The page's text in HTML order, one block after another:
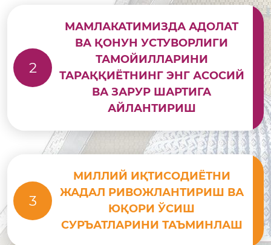
2
МАМЛАКАТИМИЗДА АДОЛАТ
ВА ҚОНУН УСТУВОРЛИГИ
ТАМОЙИЛЛАРИНИ
ТАРАҚҚИЁТНИНГ ЭНГ АСОСИЙ
ВА ЗАРУР ШАРТИГА
АЙЛАНТИРИШ
3
МИЛЛИЙ ИҚТИСОДИЁТНИ
ЖАДАЛ РИВОЖЛАНТИРИШ ВА
ЮҚОРИ ЎСИШ
СУРЪАТЛАРИНИ ТАЪМИНЛАШ